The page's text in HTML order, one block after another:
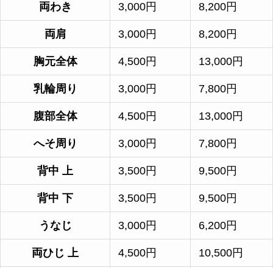
両わき 3,000円 8,200円
両肩 3,000円 8,200円
胸元全体 4,500円 13,000円
乳輪周り 3,000円 7,800円
腹部全体 4,500円 13,000円
へそ周り 3,000円 7,800円
背中 上 3,500円 9,500円
背中 下 3,500円 9,500円
うなじ 3,000円 6,200円
両ひじ 上 4,500円 10,500円